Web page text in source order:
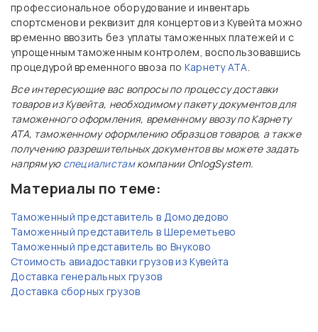
профессиональное оборудование и инвентарь
спортсменов и реквизит для концертов из Кувейта можно
временно ввозить без уплаты таможенных платежей и с
упрощенным таможенным контролем, воспользовавшись
процедурой временного ввоза по Карнету АТА.
Все интересующие вас вопросы по процессу доставки
товаров из Кувейта, необходимому пакету документов для
таможенного оформления, временному ввозу по Карнету
АТА, таможенному оформлению образцов товаров, а также
получению разрешительных документов вы можете задать
напрямую специалистамкомпании OnlogSystem.
Материалы по теме:
Таможенный представитель в Домодедово
Таможенный представитель в Шереметьево
Таможенный представитель во Внуково
Стоимость авиадоставки грузов из Кувейта
Доставка генеральных грузов
Доставка сборных грузов